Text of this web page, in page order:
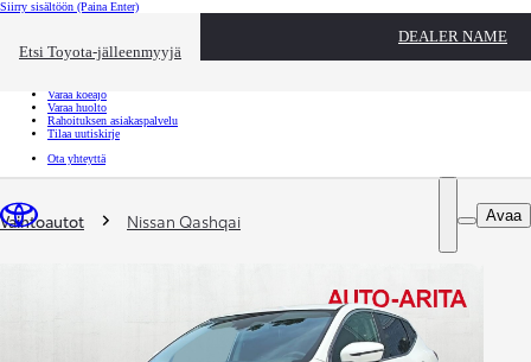
Siirry sisältöön (Paina Enter)
Etsi Toyota-jälleenmyyjä
DEALER NAME
Toyota palvelee Sulje
Varaa koeajo
Varaa huolto
Rahoituksen asiakaspalvelu
Tilaa uutiskirje
Ota yhteyttä
Avaa
Olet täällä
Vaihtoautot Nissan Qashqai